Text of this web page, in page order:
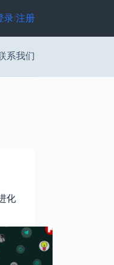
录/注册
系我们
化